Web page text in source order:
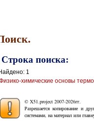
Строка поиска:
1
химические основы
© X51.project 2007-2026гг.
Разрешается копирование и
системами, на материал или